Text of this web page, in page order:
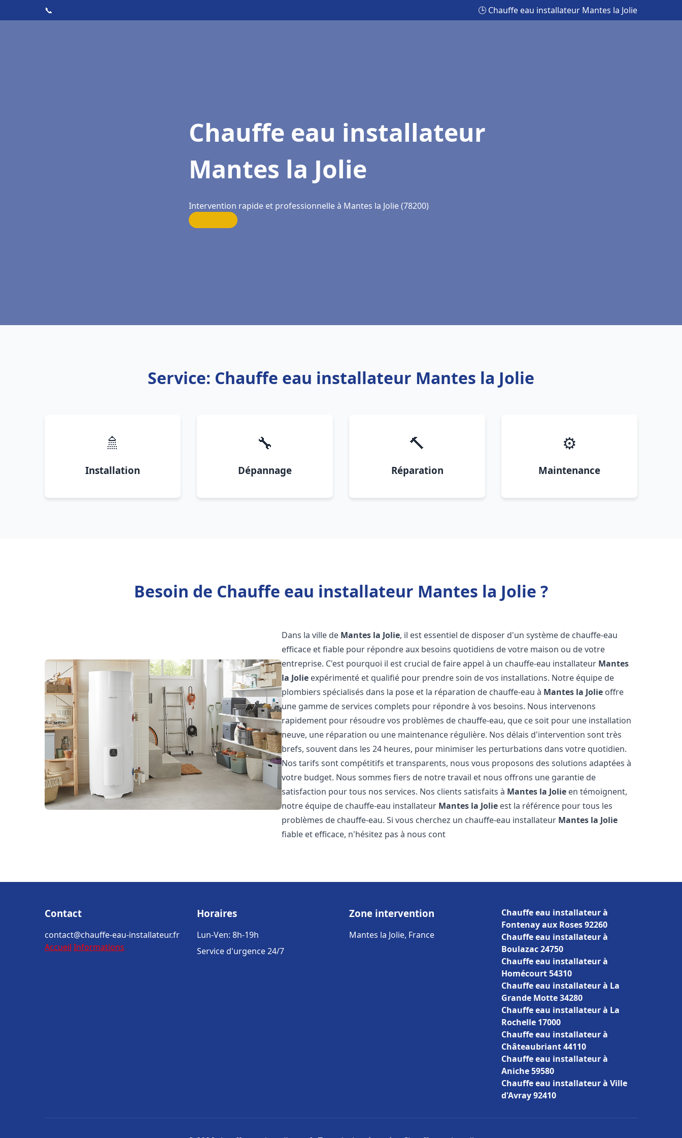
📞 🕒 Chauffe eau installateur Mantes la Jolie
Chauffe eau installateur
Mantes la Jolie
Intervention rapide et professionnelle à Mantes la Jolie (78200)
Service: Chauffe eau installateur Mantes la Jolie
🚿
Installation
🔧
Dépannage
🔨
Réparation
⚙️
Maintenance
Besoin de Chauffe eau installateur Mantes la Jolie ?
Dans la ville de Mantes la Jolie, il est essentiel de disposer d'un système de chauffe-eau
efficace et fiable pour répondre aux besoins quotidiens de votre maison ou de votre
entreprise. C'est pourquoi il est crucial de faire appel à un chauffe-eau installateur Mantes
la Jolie expérimenté et qualifié pour prendre soin de vos installations. Notre équipe de
plombiers spécialisés dans la pose et la réparation de chauffe-eau à Mantes la Jolie offre
une gamme de services complets pour répondre à vos besoins. Nous intervenons
rapidement pour résoudre vos problèmes de chauffe-eau, que ce soit pour une installation
neuve, une réparation ou une maintenance régulière. Nos délais d'intervention sont très
brefs, souvent dans les 24 heures, pour minimiser les perturbations dans votre quotidien.
Nos tarifs sont compétitifs et transparents, nous vous proposons des solutions adaptées à
votre budget. Nous sommes fiers de notre travail et nous offrons une garantie de
satisfaction pour tous nos services. Nos clients satisfaits à Mantes la Jolie en témoignent,
notre équipe de chauffe-eau installateur Mantes la Jolie est la référence pour tous les
problèmes de chauffe-eau. Si vous cherchez un chauffe-eau installateur Mantes la Jolie
fiable et efficace, n'hésitez pas à nous cont
Contact
contact@chauffe-eau-installateur.fr
Accueil Informations
Horaires
Lun-Ven: 8h-19h
Service d'urgence 24/7
Zone intervention
Mantes la Jolie, France
Chauffe eau installateur à
Fontenay aux Roses 92260
Chauffe eau installateur à
Boulazac 24750
Chauffe eau installateur à
Homécourt 54310
Chauffe eau installateur à La
Grande Motte 34280
Chauffe eau installateur à La
Rochelle 17000
Chauffe eau installateur à
Châteaubriant 44110
Chauffe eau installateur à
Aniche 59580
Chauffe eau installateur à Ville
d'Avray 92410